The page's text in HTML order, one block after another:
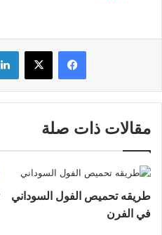
فيسبوك
مقالات ذات صلة
طريقه تحميص الفول السوداني
في الفرن